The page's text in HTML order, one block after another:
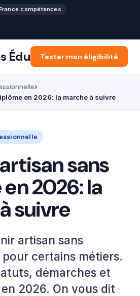
compétences
Édu Accueil Articles
Tester mon éligibilité
en 2026: la marche à suivre
sans
2026: la
suivre
artisan sans
pour certains métiers.
démarches et
2026. On vous dit